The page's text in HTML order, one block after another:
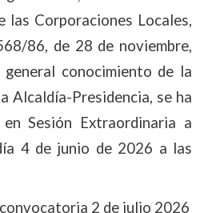
las Corporaciones Locales,
86, de 28 de noviembre,
conocimiento de la
Alcaldía-Presidencia, se ha
Sesión Extraordinaria a
4 de junio de 2026 a las
2 de julio 2026